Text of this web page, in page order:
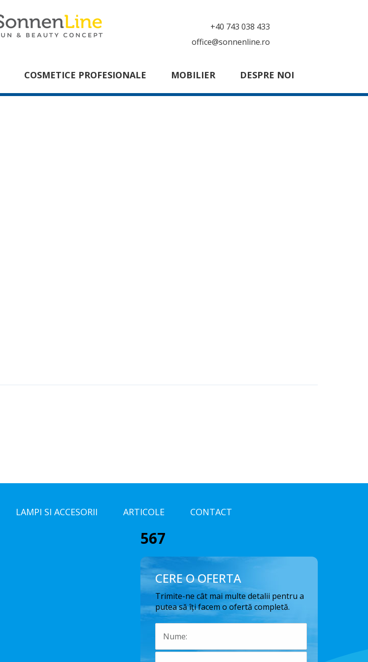
+40 743 038 433
office@sonnenline.ro
COSMETICE PROFESIONALE MOBILIER DESPRE NOI
LAMPI SI ACCESORII ARTICOLE CONTACT
567
CERE O OFERTA
Trimite-ne cât mai multe detalii pentru a
putea să îți facem o ofertă completă.